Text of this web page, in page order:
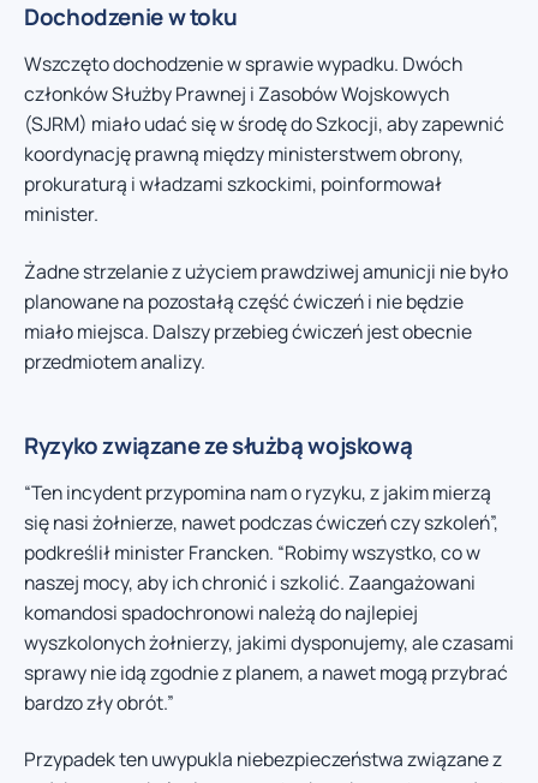
Dochodzenie w toku
Wszczęto dochodzenie w sprawie wypadku. Dwóch
członków Służby Prawnej i Zasobów Wojskowych
(SJRM) miało udać się w środę do Szkocji, aby zapewnić
koordynację prawną między ministerstwem obrony,
prokuraturą i władzami szkockimi, poinformował
minister.
Żadne strzelanie z użyciem prawdziwej amunicji nie było
planowane na pozostałą część ćwiczeń i nie będzie
miało miejsca. Dalszy przebieg ćwiczeń jest obecnie
przedmiotem analizy.
Ryzyko związane ze służbą wojskową
“Ten incydent przypomina nam o ryzyku, z jakim mierzą
się nasi żołnierze, nawet podczas ćwiczeń czy szkoleń”,
podkreślił minister Francken. “Robimy wszystko, co w
naszej mocy, aby ich chronić i szkolić. Zaangażowani
komandosi spadochronowi należą do najlepiej
wyszkolonych żołnierzy, jakimi dysponujemy, ale czasami
sprawy nie idą zgodnie z planem, a nawet mogą przybrać
bardzo zły obrót.”
Przypadek ten uwypukla niebezpieczeństwa związane z